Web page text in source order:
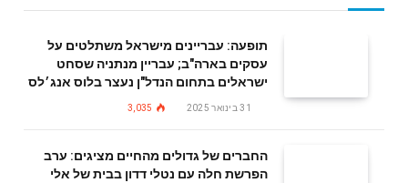
תופעה: עבריינים מישראל משתלטים על
עסקים בארה"ב; עבריין מנתניה שסחט
ישראלים בתחום הנדל"ן נעצר בלוס אנג׳לס
31 בינואר 2025 3,035
החברים של גדולים מהחיים מציגים: ערב
הפרשת חלה עם נטלי דדון בבית של אלי